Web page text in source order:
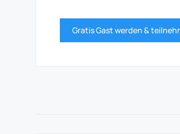
Gratis Gast werden &